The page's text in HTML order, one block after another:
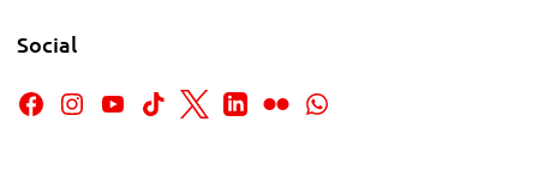
Social